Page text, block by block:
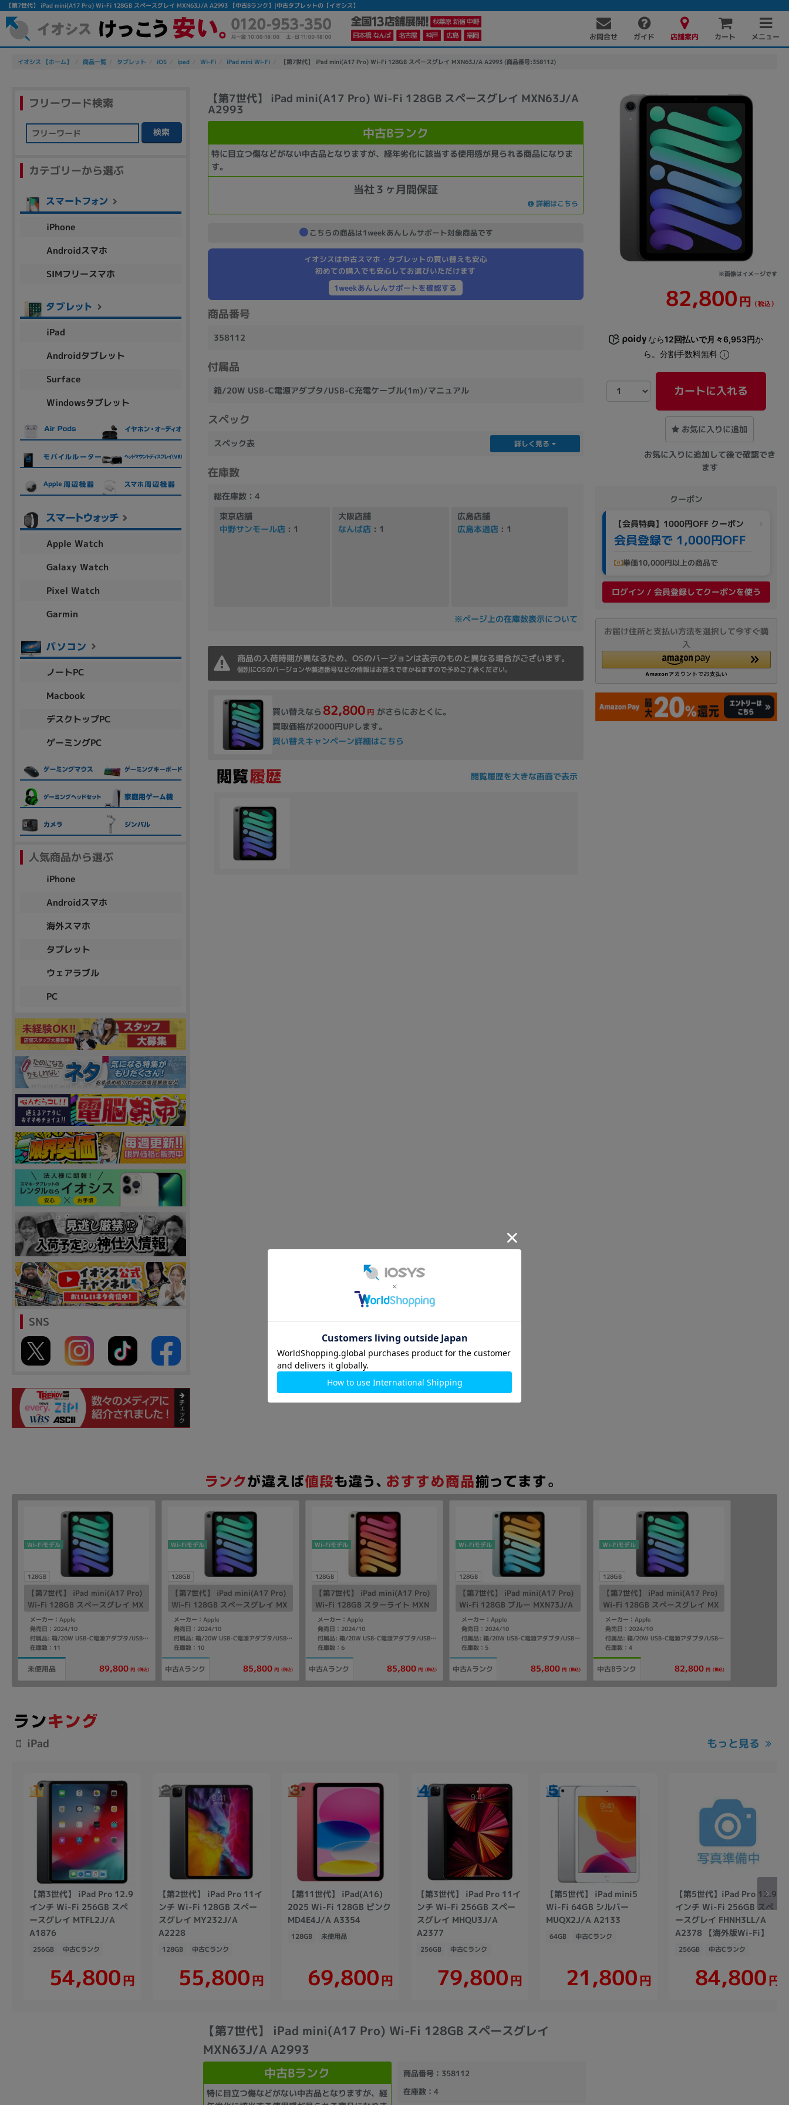
【第7世代】 iPad mini(A17 Pro) Wi-Fi 128GB スペースグレイ MXN63J/A A2993 【中古Bランク】|中古タブレットの【イオシス】
お問合せ ガイド 店舗案内 カート メニュー
イオシス 【ホーム】 商品一覧 タブレット iOS ipad Wi-Fi iPad mini Wi-Fi 【第7世代】 iPad mini(A17 Pro) Wi-Fi 128GB スペースグレイ MXN63J/A A2993 (商品番号:358112)
【第7世代】 iPad mini(A17 Pro) Wi-Fi 128GB スペースグレイ MXN63J/A
A2993
※画像はイメージです
82,800円 （税込）
なら12回払いで月々6,953円か
ら。分割手数料無料
カートに入れる
お気に入りに追加
お気に入りに追加して後で確認でき
ます
クーポン
【会員特典】1000円OFF クーポン
会員登録で 1,000円OFF
単価10,000円以上の商品で
ログイン / 会員登録してクーポンを使う
お届け住所と支払い方法を選択して今すぐ購
入
中古Bランク
特に目立つ傷などがない中古品となりますが、経年劣化に該当する使用感が見られる商品になりま
す。
当社３ヶ月間保証
詳細はこちら
こちらの商品は1weekあんしんサポート対象商品です
イオシスは中古スマホ・タブレットの買い替えも安心
初めての購入でも安心してお選びいただけます
1weekあんしんサポートを確認する
商品番号
358112
付属品
箱/20W USB-C電源アダプタ/USB-C充電ケーブル(1m)/マニュアル
スペック
スペック表 詳しく見る
在庫数
総在庫数：4
東京店舗
中野サンモール店 : 1
大阪店舗
なんば店 : 1
広島店舗
広島本通店 : 1
※ページ上の在庫数表示について
商品の入荷時期が異なるため、OSのバージョンは表示のものと異なる場合がございます。
個別にOSのバージョンや製造番号などの情報はお答えできかねますので予めご了承ください。
買い替えなら 82,800 円 がさらにおとくに。
買取価格が2000円UPします。
買い替えキャンペーン詳細はこちら
閲覧履歴を大きな画面で表示
フリーワード検索
検索
カテゴリーから選ぶ
iPhone
Androidスマホ
SIMフリースマホ
iPad
Androidタブレット
Surface
Windowsタブレット
Apple Watch
Galaxy Watch
Pixel Watch
Garmin
ノートPC
Macbook
デスクトップPC
ゲーミングPC
人気商品から選ぶ
iPhone
Androidスマホ
海外スマホ
タブレット
ウェアラブル
PC
SNS
128GB
Wi-Fiモデル
【第7世代】 iPad mini(A17 Pro)
Wi-Fi 128GB スペースグレイ MX
N63J/A A2993
メーカー：Apple
発売日：2024/10
付属品: 箱/20W USB-C電源アダプタ/USB-C充電ケーブル(1m)/マニュアル
在庫数：11
未使用品 89,800 円 (税込)
128GB
Wi-Fiモデル
【第7世代】 iPad mini(A17 Pro)
Wi-Fi 128GB スペースグレイ MX
N63J/A A2993
メーカー：Apple
発売日：2024/10
付属品: 箱/20W USB-C電源アダプタ/USB-C充電ケーブル(1m)/マニュアル
在庫数：10
中古Aランク 85,800 円 (税込)
128GB
Wi-Fiモデル
【第7世代】 iPad mini(A17 Pro)
Wi-Fi 128GB スターライト MXN
83J/A A2993
メーカー：Apple
発売日：2024/10
付属品: 箱/20W USB-C電源アダプタ/USB-C充電ケーブル(1m)/マニュアル
在庫数：6
中古Aランク 85,800 円 (税込)
128GB
Wi-Fiモデル
【第7世代】 iPad mini(A17 Pro)
Wi-Fi 128GB ブルー MXN73J/A
A2993
メーカー：Apple
発売日：2024/10
付属品: 箱/20W USB-C電源アダプタ/USB-C充電ケーブル(1m)/マニュアル
在庫数：5
中古Aランク 85,800 円 (税込)
128GB
Wi-Fiモデル
【第7世代】 iPad mini(A17 Pro)
Wi-Fi 128GB スペースグレイ MX
N63J/A A2993
メーカー：Apple
発売日：2024/10
付属品: 箱/20W USB-C電源アダプタ/USB-C充電ケーブル(1m)/マニュアル
在庫数：4
中古Bランク 82,800 円 (税込)
iPad もっと見る
【第3世代】 iPad Pro 12.9
インチ Wi-Fi 256GB スペ
ースグレイ MTFL2J/A
A1876
256GB 中古Cランク
54,800円
【第2世代】 iPad Pro 11イ
ンチ Wi-Fi 128GB スペー
スグレイ MY232J/A
A2228
128GB 中古Cランク
55,800円
【第11世代】 iPad(A16)
2025 Wi-Fi 128GB ピンク
MD4E4J/A A3354
128GB 未使用品
69,800円
【第3世代】 iPad Pro 11イ
ンチ Wi-Fi 256GB スペー
スグレイ MHQU3J/A
A2377
256GB 中古Cランク
79,800円
【第5世代】 iPad mini5
Wi-Fi 64GB シルバー
MUQX2J/A A2133
64GB 中古Cランク
21,800円
【第5世代】iPad Pro 12.9
インチ Wi-Fi 256GB スペ
ースグレイ FHNH3LL/A
A2378 【海外版Wi-Fi】
256GB 中古Cランク
84,800円
【第7世代】 iPad mini(A17 Pro) Wi-Fi 128GB スペースグレイ
MXN63J/A A2993
中古Bランク
特に目立つ傷などがない中古品となりますが、経
商品番号：358112
在庫数：4
除外ワード
人気の検索ワード：Let's note EliteBook
カテゴリー
ノートPC デスクPC モニター PC周辺機器 ソフト
商品シリーズ名・ブランド名の絞り込み。
aspire Inspiron
メーカー
製造、販売メーカーの絞り込み
Apple SONY TOSHIBA
商品の搭載機能による絞り込み
Webカメラ内蔵
ドライブの絞り込み
DVD±RW
ランク
商品状態の絞り込み
新品/未使用 中古 新品 Aランク Bランク Apple M1 Apple M2 Ryzen 9 Ryzen 5
Core i7
Core i3
容量
~
モニタサイズ
~
円 ～
発売日
各項目のチェックボックスは「or検索」となります。